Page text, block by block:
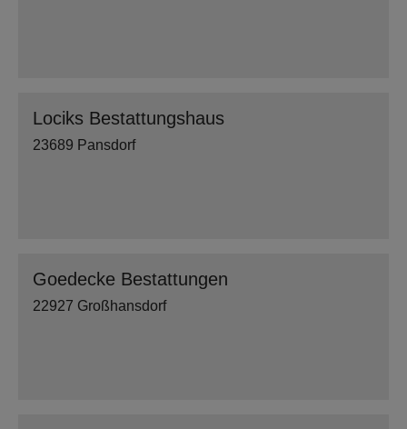
Lociks Bestattungshaus
23689 Pansdorf
Goedecke Bestattungen
22927 Großhansdorf